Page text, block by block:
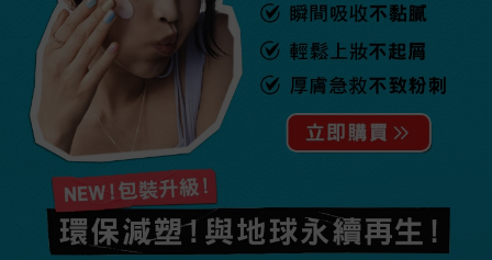
瞬間吸收不黏膩​
輕鬆上妝不起屑
厚膚急救不致粉刺​
NEW！包裝升級！
環保減塑！與地球永續再生！